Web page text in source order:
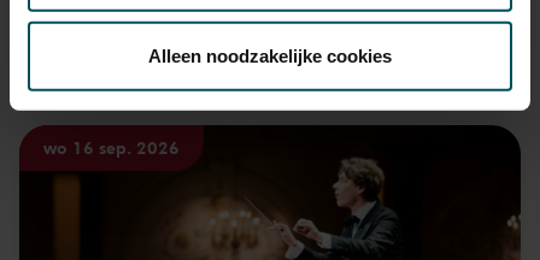
Via decookieverklaringop onze website kunt u uw
We werken samen met32 derdendie uw gegevens
kunnen ontvangen en verwerken.
Alleen noodzakelijke cookies
Ook iets voor u?
wo 16 sep. 2026